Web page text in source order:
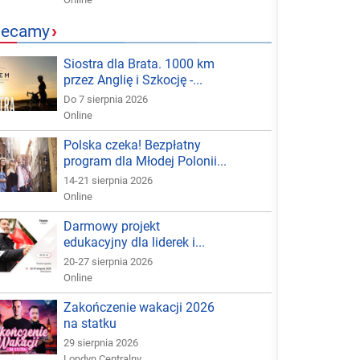
›
Siostra dla Brata. 1000 km
przez Anglię i Szkocję -...
Do 7 sierpnia 2026
Online
Polska czeka! Bezpłatny
program dla Młodej Polonii...
14-21 sierpnia 2026
Online
Darmowy projekt
edukacyjny dla liderek i...
20-27 sierpnia 2026
Online
Zakończenie wakacji 2026
na statku
29 sierpnia 2026